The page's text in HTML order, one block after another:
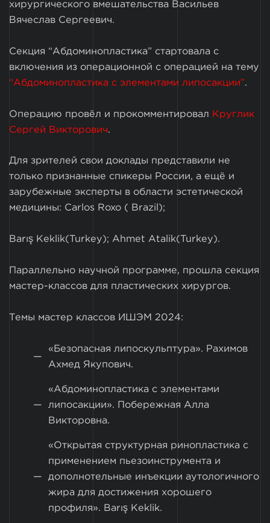
хирургического вмешательства Васильев
Вячеслав Сергеевич.
Секция “Абдоминопластика” стартовала с
включения из операционной с операцией на тему
“Абдоминопластика с элементами липосакции”.
Операцию провёл и прокомментировал Круглик
Сергей Викторович.
Для зрителей свои доклады представили не
только признанные спикеры России, а ещё и
зарубежные эксперты в области эстетической
медицины: Carlos Roxo ( Brazil);
Barış Keklik(Turkey); Ahmet Atalik(Turkey).
Параллельно научной программе, прошла секция
мастер-классов для пластических хирургов.
Темы мастер классов ИШЭМ 2024:
«Безопасная липоскульптура». Рахимов
Ахмед Якупович.
«Абдоминопластика с элементами
липосакции». Побережная Алла
Викторовна.
«Открытая структурная ринопластика с
применением пьезоинструмента и
дополнотельные инъекции аутологичного
жира для достижения хорошего
профиля». Barış Keklik.